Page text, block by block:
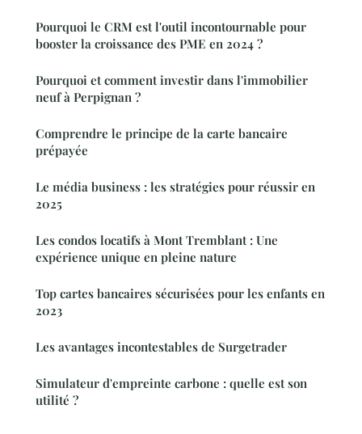
Pourquoi le CRM est l'outil incontournable pour
booster la croissance des PME en 2024 ?
Pourquoi et comment investir dans l'immobilier
neuf à Perpignan ?
Comprendre le principe de la carte bancaire
prépayée
Le média business : les stratégies pour réussir en
2025
Les condos locatifs à Mont Tremblant : Une
expérience unique en pleine nature
Top cartes bancaires sécurisées pour les enfants en
2023
Les avantages incontestables de Surgetrader
Simulateur d'empreinte carbone : quelle est son
utilité ?